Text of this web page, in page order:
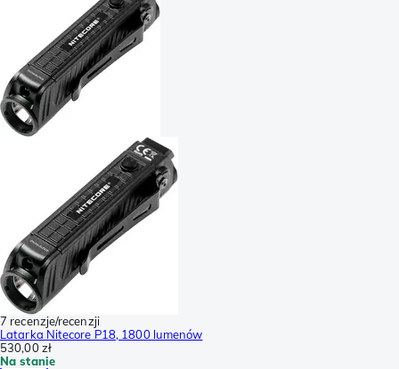
7 recenzje/recenzji
Latarka Nitecore P18, 1800 lumenów
530,00 zł
Na stanie